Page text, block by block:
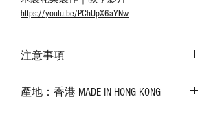
https://youtu.be/PChUpX6aYNw
注意事項
實物為準；
產地：香港 MADE IN HONG KONG